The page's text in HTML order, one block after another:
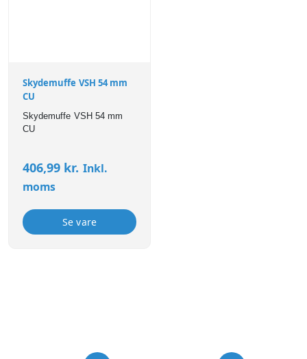
Skydemuffe VSH 54 mm
CU
Skydemuffe VSH 54 mm
CU
406,99 kr. Inkl.
moms
Se vare